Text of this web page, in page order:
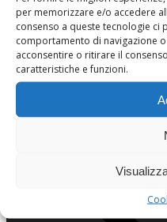
per memorizzare e/o accedere
consenso a queste tecnologie
comportamento di navigazione
acconsentire o ritirare il
caratteristiche e funzioni.
SEO
Sistemi